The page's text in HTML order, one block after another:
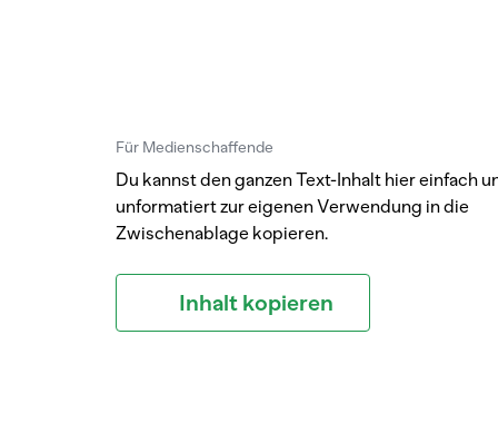
Für Medienschaffende
Du kannst den ganzen Text-Inhalt hier einfach
unformatiert zur eigenen Verwendung in die
Zwischenablage kopieren.
Inhalt kopieren